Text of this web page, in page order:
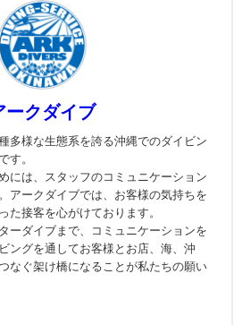
ークダイブ
多様な生態系を誇る沖縄でのダイビン
す。
には、スタッフのコミュニケーション
アークダイブでは、お客様の気持ちを
た接客を心がけております。
ーダイブまで、コミュニケーションを
ングを通してお客様とお店、海、沖
なぐ架け橋になることが私たちの願い